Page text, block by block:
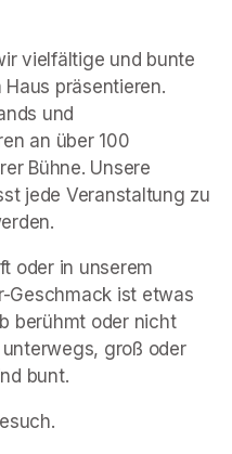
vielfältige und bunte
präsentieren.
und
an über 100
Bühne. Unsere
jede Veranstaltung zu
oder in unserem
Geschmack ist etwas
berühmt oder nicht
groß oder
bunt.